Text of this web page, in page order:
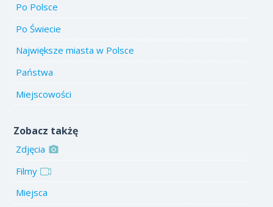
Po Polsce
Po Świecie
Największe miasta w Polsce
Państwa
Miejscowości
Zobacz takżę
Zdjęcia
Filmy
Miejsca